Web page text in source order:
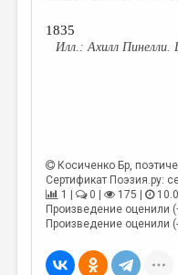
1835
Ахилл Пинелли.
Косиченко Бр,
Сертификат Поэзия.ру:
1 |
0 | 175 |
Произведение оценили
Произведение оценили (-